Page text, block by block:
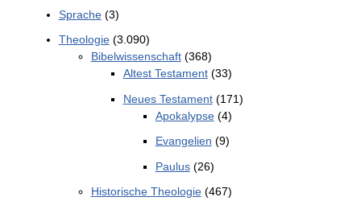
Sprache(3)
Theologie(3.090)
Bibelwissenschaft(368)
Altest Testament(33)
Neues Testament(171)
Apokalypse(4)
Evangelien (9)
Paulus(26)
Historische Theologie(467)